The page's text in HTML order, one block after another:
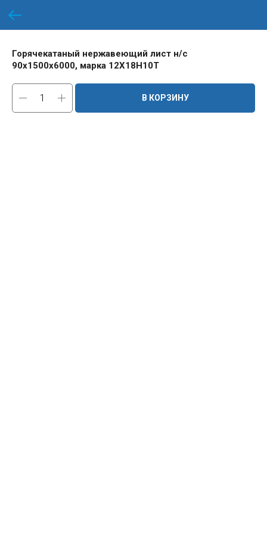
Горячекатаный нержавеющий лист н/с
90х1500х6000, марка 12Х18Н10Т
В КОРЗИНУ